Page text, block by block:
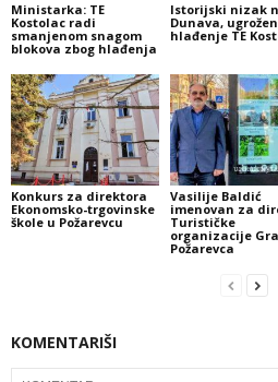
Ministarka: TE
Kostolac radi
smanjenom snagom
blokova zbog hlađenja
Istorijski nizak
Dunava,
hlađenje TE
Konkurs za direktora
Ekonomsko-trgovinske
škole u Požarevcu
Vasilije Baldić
imenovan za
Turističke
organizacije
Požarevca
KOMENTARIŠI